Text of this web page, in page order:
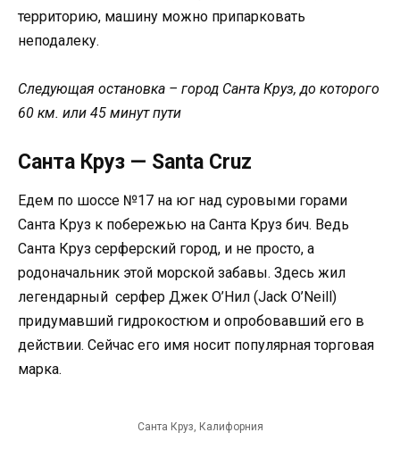
территорию, машину можно припарковать
неподалеку.
Следующая остановка – город Санта Круз, до которого
60 км. или 45 минут пути
Санта Круз — Santa Cruz
Едем по шоссе №17 на юг над суровыми горами
Санта Круз к побережью на Санта Круз бич. Ведь
Санта Круз серферский город, и не просто, а
родоначальник этой морской забавы. Здесь жил
легендарный серфер Джек О’Нил (Jack O’Neill)
придумавший гидрокостюм и опробовавший его в
действии. Сейчас его имя носит популярная торговая
марка.
Санта Круз, Калифорния